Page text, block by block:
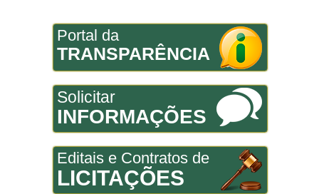
Portal da
TRANSPARÊNCIA
Solicitar
INFORMAÇÕES
Editais e Contratos de
LICITAÇÕES